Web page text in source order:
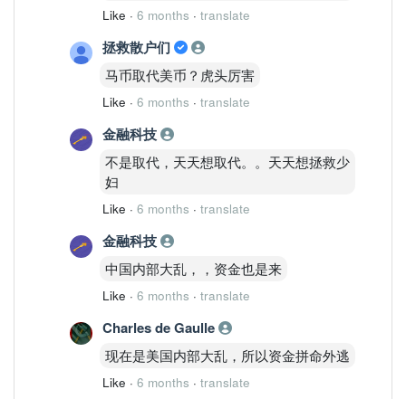
Like · 6 months · translate
拯救散户们
马币取代美币？虎头厉害
Like · 6 months · translate
金融科技
不是取代，天天想取代。。天天想拯救少
妇
Like · 6 months · translate
金融科技
中国内部大乱，，资金也是来
Like · 6 months · translate
Charles de Gaulle
现在是美国内部大乱，所以资金拼命外逃
Like · 6 months · translate